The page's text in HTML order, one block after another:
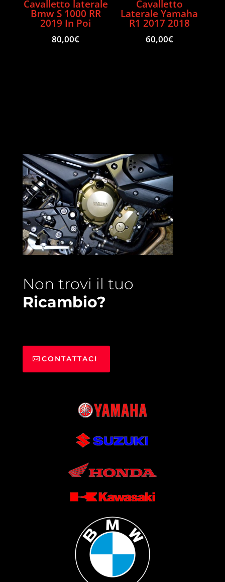
Cavalletto laterale
Bmw S 1000 RR
2019 In Poi
80,00€
Cavalletto
Laterale Yamaha
R1 2017 2018
60,00€
Non trovi il tuo
Ricambio?
CONTATTACI